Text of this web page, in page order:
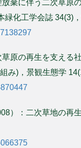
放棄に伴う二次草原
緑化工学会誌 34(3)
草原の再生を支える
み)，景観生態学
）：二次草地の再